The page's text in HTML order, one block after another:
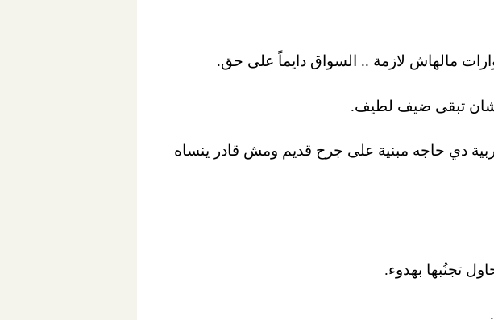
دي حاجه مبنية على جرح قديم ومش قادر ينساه